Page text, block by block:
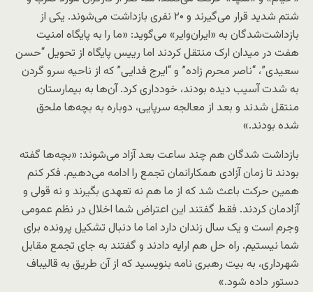
شتم شدید قرار می‌گیرند و ۲۰ نفری بازداشت می‌شوند. یکی از
بازداشت‌شدگان به «ایران‌وایر» می‌گوید: «ما را به پایگاه امنیت
هفت در میدان ارک منتقل کردند اما رییس پایگاه از تحویل “حسن
سعیدی”، “ناصر محرم زاده” و “ایرج فدایی” که از ناحیه سرو گردن
به شدت آسیب دیده بودند، خودداری کرد. آن‌ها به بیمارستان
منتقل شدند و بعد از معالجه سرپایی، دوباره به بچه‌ها ملحق
شده بودند.»
بازداشت شدگان هم چند ساعت بعد آزاد می‌شوند: «بچه‌ها گفته
بودند تا زمان آزادی همکارانمان تجمع را ادامه می‌دهیم. فکر کنم
همین حرکت باعث شد که از ما هم نه تعهدی بگیرند و نه قولی و
آزادمان کردند. فقط گفتند این اعتراض شما اخلال در نظم عمومی
وجرم است و یک سال زندان دارد اما ما دنبال تشکیل پرونده برای
شما نیستیم. راه حل هم ارایه دادند و گفتند به جای تجمع مقابل
شهرداری، به بیت رهبری نامه بنویسید که از آن طریق به قالیباف
دستور داده شود.»